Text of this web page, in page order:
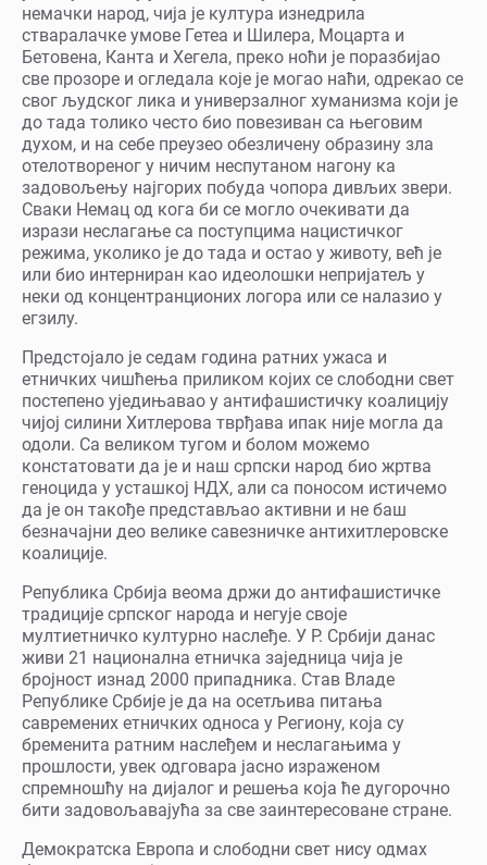
немачки народ, чија је култура изнедрила
стваралачке умове Гетеа и Шилера, Моцарта и
Бетовена, Канта и Хегела, преко ноћи је поразбијао
све прозоре и огледала које је могао наћи, одрекао се
свог људског лика и универзалног хуманизма који је
до тада толико често био повезиван са његовим
духом, и на себе преузео обезличену образину зла
отелотвореног у ничим неспутаном нагону ка
задовољењу најгорих побуда чопора дивљих звери.
Сваки Немац од кога би се могло очекивати да
изрази неслагање са поступцима нацистичког
режима, уколико је до тада и остао у животу, већ је
или био интерниран као идеолошки непријатељ у
неки од концентранционих логора или се налазио у
егзилу.
Предстојало је седам година ратних ужаса и
етничких чишћења приликом којих се слободни свет
постепено уједињавао у антифашистичку коалицију
чијој силини Хитлерова тврђава ипак није могла да
одоли. Са великом тугом и болом можемо
констатовати да је и наш српски народ био жртва
геноцида у усташкој НДХ, али са поносом истичемо
да је он такође представљао активни и не баш
безначајни део велике савезничке антихитлеровске
коалиције.
Република Србија веома држи до антифашистичке
традиције српског народа и негује своје
мултиетничко културно наслеђе. У Р. Србији данас
живи 21 национална етничка заједница чија је
бројност изнад 2000 припадника. Став Владе
Републике Србије је да на осетљива питања
савремених етничких односа у Региону, која су
бременита ратним наслеђем и неслагањима у
прошлости, увек одговара јасно израженом
спремношћу на дијалог и решења која ће дугорочно
бити задовољавајућа за све заинтересоване стране.
Демократска Европа и слободни свет нису одмах